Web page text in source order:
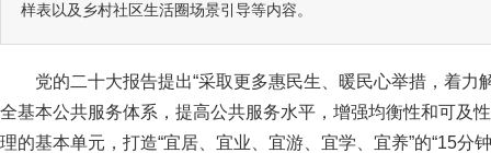
样表以及乡村社区生活圈场景引导等内容。
党的二十大报告提出“采取更多惠民生、暖民心举措，着力
全基本公共服务体系，提高公共服务水平，增强均衡性和可及
理的基本单元，打造“宜居、宜业、宜游、宜学、宜养”的“15分